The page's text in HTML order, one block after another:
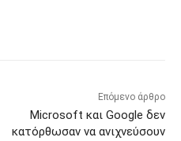
Επόμενο άρθρο
Microsoft και Google δεν
κατόρθωσαν να ανιχνεύσουν